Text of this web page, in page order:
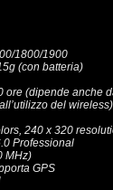
1800/1900
(con batteria)
ore (dipende anche
del wireless)
240 x 320
Professional
MHz)
GPS